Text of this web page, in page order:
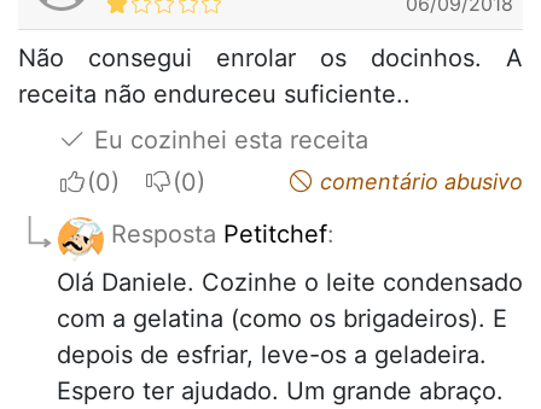
Não consegui enrolar os docinhos. A
receita não endureceu suficiente..
Eu cozinhei esta receita
I apreciateI do not appreciatecomentário abusivo
Resposta Petitchef:
Olá Daniele. Cozinhe o leite condensado
com a gelatina (como os brigadeiros). E
depois de esfriar, leve-os a geladeira.
Espero ter ajudado. Um grande abraço.